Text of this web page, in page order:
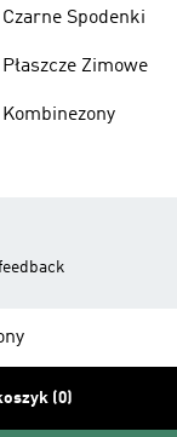
Czarne Spodenki
Płaszcze Zimowe
Kombinezony
(0)